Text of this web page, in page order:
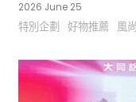
2026 June 25
特別企劃 好物推薦 風